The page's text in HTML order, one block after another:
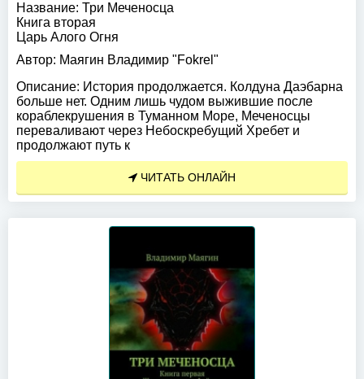
Название: Три Меченосца
Книга вторая
Царь Алого Огня
Автор: Маягин Владимир "Fokrel"
Описание: История продолжается. Колдуна Даэбарна
больше нет. Одним лишь чудом выжившие после
кораблекрушения в Туманном Море, Меченосцы
переваливают через Небоскребущий Хребет и
продолжают путь к
ЧИТАТЬ ОНЛАЙН